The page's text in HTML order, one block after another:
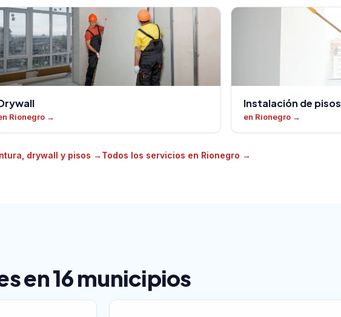
Rionegro →
Instalación de pisos
en Rionegro →
drywall y pisos → Todos los servicios en Rionegro →
en 16 municipios